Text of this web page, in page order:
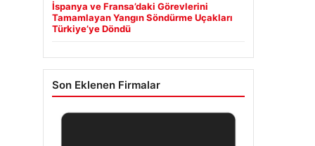
İspanya ve Fransa’daki Görevlerini
Tamamlayan Yangın Söndürme Uçakları
Türkiye’ye Döndü
Son Eklenen Firmalar